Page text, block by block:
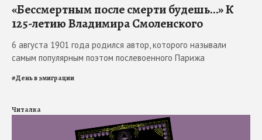
«Бессмертным после смерти будешь…» К
125-летию Владимира Смоленского
6 августа 1901 года родился автор, которого называли
самым популярным поэтом послевоенного Парижа
#День в эмиграции
Читалка